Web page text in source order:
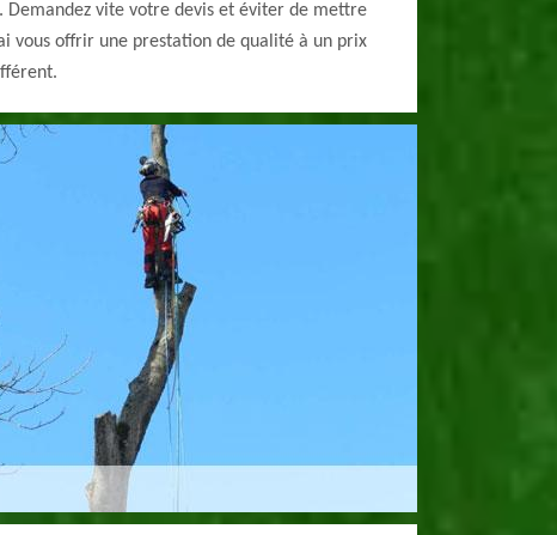
vite votre devis et éviter de mettre
vous offrir une prestation de qualité à un prix